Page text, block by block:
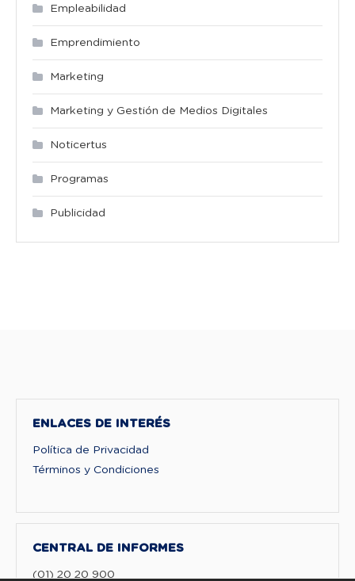
Empleabilidad
Emprendimiento
Marketing
Marketing y Gestión de Medios Digitales
Noticertus
Programas
Publicidad
ENLACES DE INTERÉS
Política de Privacidad
Términos y Condiciones
CENTRAL DE INFORMES
(01) 20 20 900